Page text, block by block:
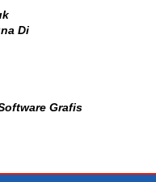
Di
Grafis